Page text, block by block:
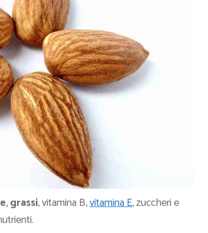
,grassi, vitamina B,vitamina E, zuccheri e